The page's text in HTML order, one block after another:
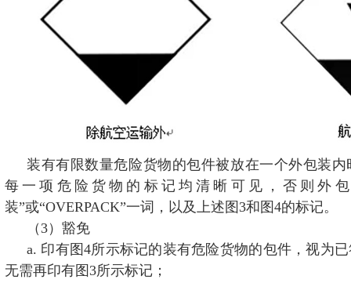
装有有限数量危险货物的包件被放在一个外包装
每一项危险货物的标记均清晰可见，否则外
装”或“OVERPACK”一词，以及上述图3和图4的标记。
（3）豁免
a. 印有图4所示标记的装有危险货物的包件，视为
无需再印有图3所示标记；